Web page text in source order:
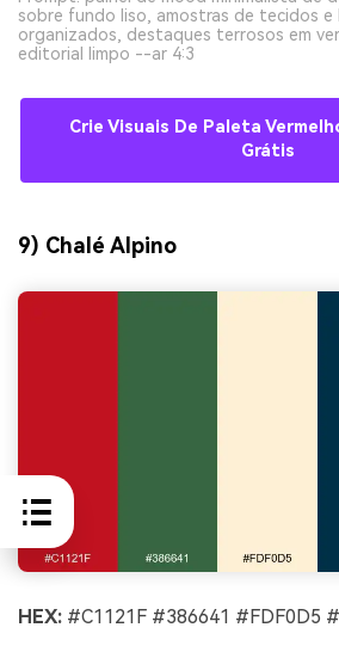
sobre fundo liso, amostras de tecidos e
organizados, destaques terrosos em
editorial limpo --ar 4:3
Crie Visuais De Paleta
Grátis
9) Chalé Alpino
HEX: #C1121F #386641 #FDF0D5